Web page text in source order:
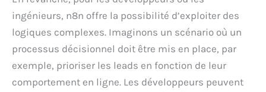
ingénieurs, n8n offre la possibilité d’exploiter des
logiques complexes. Imaginons un scénario où un
processus décisionnel doit être mis en place, par
exemple, prioriser les leads en fonction de leur
comportement en ligne. Les développeurs peuvent